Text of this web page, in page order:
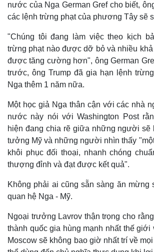
nước của Nga German Gref cho biết,
các lệnh trừng phạt của phương Tây sẽ
"Chúng tôi đang làm việc theo kịch
trừng phạt nào được dỡ bỏ và nhiều
được tăng cường hơn", ông German
trước, ông Trump đã gia hạn lệnh
Nga thêm 1 năm nữa.
Một học giả Nga thân cận với các nhà
nước này nói với Washington Post
hiện đang chia rẽ giữa những người sẽ
tưởng Mỹ và những người nhìn thấy
khôi phục đối thoại, nhanh chóng
thượng đỉnh và đạt được kết quả".
Không phải ai cũng sẵn sàng ăn mừng
quan hệ Nga - Mỹ.
Ngoại trưởng Lavrov thận trọng cho
thành quốc gia hùng mạnh nhất thế giới
Moscow sẽ không bao giờ nhất trí về